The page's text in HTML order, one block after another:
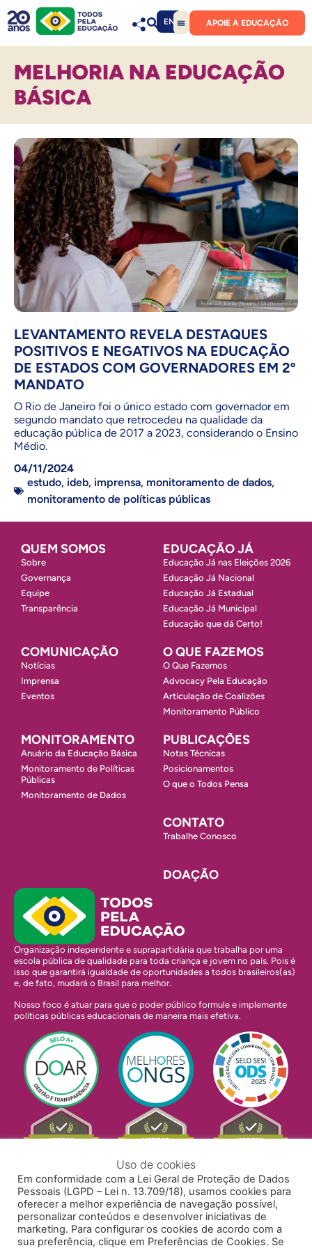
EN APOIE A EDUCAÇÃO
MELHORIA NA EDUCAÇÃO
BÁSICA
LEVANTAMENTO REVELA DESTAQUES
POSITIVOS E NEGATIVOS NA EDUCAÇÃO
DE ESTADOS COM GOVERNADORES EM 2º
MANDATO
O Rio de Janeiro foi o único estado com governador em
segundo mandato que retrocedeu na qualidade da
educação pública de 2017 a 2023, considerando o Ensino
Médio.
04/11/2024
estudo, ideb, imprensa, monitoramento de dados,
monitoramento de políticas públicas
QUEM SOMOS
Sobre
Governança
Equipe
Transparência
EDUCAÇÃO JÁ
Educação Já nas Eleições 2026
Educação Já Nacional
Educação Já Estadual
Educação Já Municipal
Educação que dá Certo!
COMUNICAÇÃO
Notícias
Imprensa
Eventos
O QUE FAZEMOS
O Que Fazemos
Advocacy Pela Educação
Articulação de Coalizões
Monitoramento Público
MONITORAMENTO
Anuário da Educação Básica
Monitoramento de Políticas
Públicas
Monitoramento de Dados
PUBLICAÇÕES
Notas Técnicas
Posicionamentos
O que o Todos Pensa
CONTATO
Trabalhe Conosco
DOAÇÃO
Organização independente e suprapartidária que trabalha por uma
escola pública de qualidade para toda criança e jovem no país. Pois é
isso que garantirá igualdade de oportunidades a todos brasileiros(as)
e, de fato, mudará o Brasil para melhor.
Nosso foco é atuar para que o poder público formule e implemente
políticas públicas educacionais de maneira mais efetiva.
Uso de cookies
Em conformidade com a Lei Geral de Proteção de Dados
Pessoais (LGPD – Lei n. 13.709/18), usamos cookies para
oferecer a melhor experiência de navegação possível,
personalizar conteúdos e desenvolver iniciativas de
marketing. Para configurar os cookies de acordo com a
sua preferência, clique em Preferências de Cookies. Se